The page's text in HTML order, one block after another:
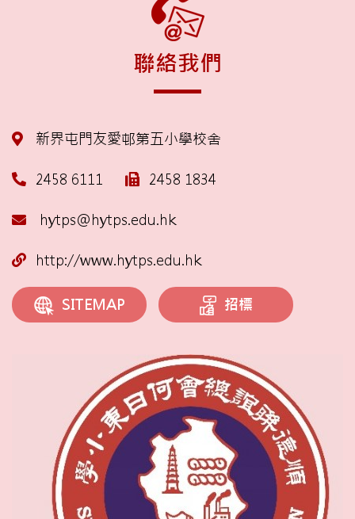
聯絡我們
新界屯門友愛邨第五小學校舍
2458 6111 2458 1834
hytps@hytps.edu.hk
http://www.hytps.edu.hk
SITEMAP 招標